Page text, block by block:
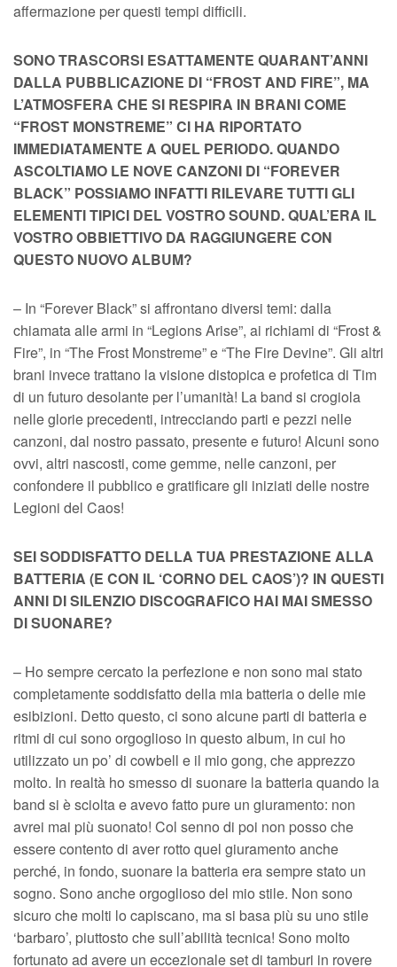
affermazione per questi tempi difficili.
SONO TRASCORSI ESATTAMENTE QUARANT’ANNI
DALLA PUBBLICAZIONE DI “FROST AND FIRE”, MA
L’ATMOSFERA CHE SI RESPIRA IN BRANI COME
“FROST MONSTREME” CI HA RIPORTATO
IMMEDIATAMENTE A QUEL PERIODO. QUANDO
ASCOLTIAMO LE NOVE CANZONI DI “FOREVER
BLACK” POSSIAMO INFATTI RILEVARE TUTTI GLI
ELEMENTI TIPICI DEL VOSTRO SOUND. QUAL’ERA IL
VOSTRO OBBIETTIVO DA RAGGIUNGERE CON
QUESTO NUOVO ALBUM?
– In “Forever Black” si affrontano diversi temi: dalla
chiamata alle armi in “Legions Arise”, ai richiami di “Frost &
Fire”, in “The Frost Monstreme” e “The Fire Devine”. Gli altri
brani invece trattano la visione distopica e profetica di Tim
di un futuro desolante per l’umanità! La band si crogiola
nelle glorie precedenti, intrecciando parti e pezzi nelle
canzoni, dal nostro passato, presente e futuro! Alcuni sono
ovvi, altri nascosti, come gemme, nelle canzoni, per
confondere il pubblico e gratificare gli iniziati delle nostre
Legioni del Caos!
SEI SODDISFATTO DELLA TUA PRESTAZIONE ALLA
BATTERIA (E CON IL ‘CORNO DEL CAOS’)? IN QUESTI
ANNI DI SILENZIO DISCOGRAFICO HAI MAI SMESSO
DI SUONARE?
– Ho sempre cercato la perfezione e non sono mai stato
completamente soddisfatto della mia batteria o delle mie
esibizioni. Detto questo, ci sono alcune parti di batteria e
ritmi di cui sono orgoglioso in questo album, in cui ho
utilizzato un po’ di cowbell e il mio gong, che apprezzo
molto. In realtà ho smesso di suonare la batteria quando la
band si è sciolta e avevo fatto pure un giuramento: non
avrei mai più suonato! Col senno di poi non posso che
essere contento di aver rotto quel giuramento anche
perché, in fondo, suonare la batteria era sempre stato un
sogno. Sono anche orgoglioso del mio stile. Non sono
sicuro che molti lo capiscano, ma si basa più su uno stile
‘barbaro’, piuttosto che sull’abilità tecnica! Sono molto
fortunato ad avere un eccezionale set di tamburi in rovere